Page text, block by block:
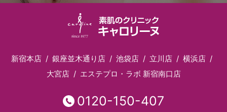
新宿本店 銀座並木通り店 池袋店 立川店
横浜店
大宮店
エステプロ・ラボ 新宿南口店
0120-150-407